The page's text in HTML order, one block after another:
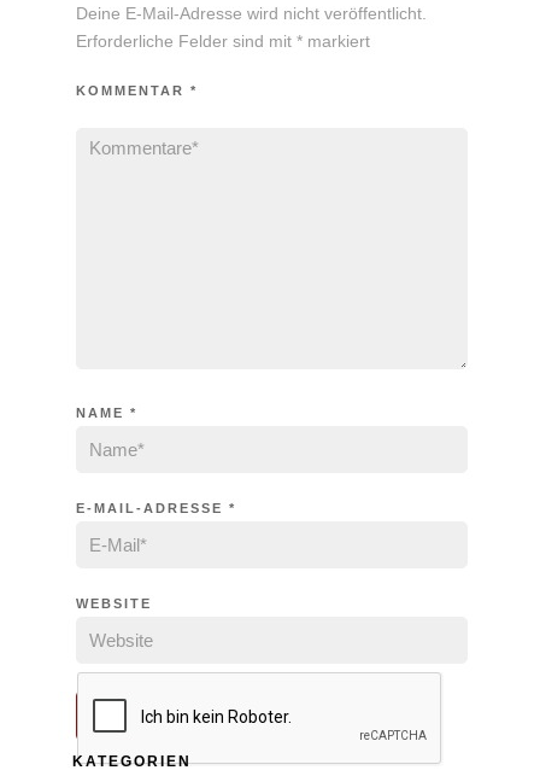
Deine E-Mail-Adresse wird nicht veröffentlicht.
Erforderliche Felder sind mit *markiert
KOMMENTAR *
NAME *
E-MAIL-ADRESSE *
WEBSITE
KATEGORIEN